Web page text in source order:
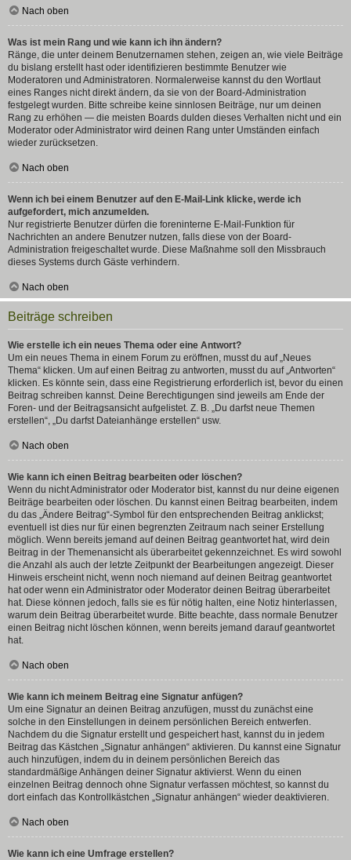
Nach oben
Was ist mein Rang und wie kann ich ihn ändern?
Ränge, die unter deinem Benutzernamen stehen, zeigen an, wie viele Beiträge
du bislang erstellt hast oder identifizieren bestimmte Benutzer wie
Moderatoren und Administratoren. Normalerweise kannst du den Wortlaut
eines Ranges nicht direkt ändern, da sie von der Board-Administration
festgelegt wurden. Bitte schreibe keine sinnlosen Beiträge, nur um deinen
Rang zu erhöhen — die meisten Boards dulden dieses Verhalten nicht und ein
Moderator oder Administrator wird deinen Rang unter Umständen einfach
wieder zurücksetzen.
Nach oben
Wenn ich bei einem Benutzer auf den E-Mail-Link klicke, werde ich
aufgefordert, mich anzumelden.
Nur registrierte Benutzer dürfen die foreninterne E-Mail-Funktion für
Nachrichten an andere Benutzer nutzen, falls diese von der Board-
Administration freigeschaltet wurde. Diese Maßnahme soll den Missbrauch
dieses Systems durch Gäste verhindern.
Nach oben
Beiträge schreiben
Wie erstelle ich ein neues Thema oder eine Antwort?
Um ein neues Thema in einem Forum zu eröffnen, musst du auf „Neues
Thema“ klicken. Um auf einen Beitrag zu antworten, musst du auf „Antworten“
klicken. Es könnte sein, dass eine Registrierung erforderlich ist, bevor du einen
Beitrag schreiben kannst. Deine Berechtigungen sind jeweils am Ende der
Foren- und der Beitragsansicht aufgelistet. Z. B. „Du darfst neue Themen
erstellen“, „Du darfst Dateianhänge erstellen“ usw.
Nach oben
Wie kann ich einen Beitrag bearbeiten oder löschen?
Wenn du nicht Administrator oder Moderator bist, kannst du nur deine eigenen
Beiträge bearbeiten oder löschen. Du kannst einen Beitrag bearbeiten, indem
du das „Ändere Beitrag“-Symbol für den entsprechenden Beitrag anklickst;
eventuell ist dies nur für einen begrenzten Zeitraum nach seiner Erstellung
möglich. Wenn bereits jemand auf deinen Beitrag geantwortet hat, wird dein
Beitrag in der Themenansicht als überarbeitet gekennzeichnet. Es wird sowohl
die Anzahl als auch der letzte Zeitpunkt der Bearbeitungen angezeigt. Dieser
Hinweis erscheint nicht, wenn noch niemand auf deinen Beitrag geantwortet
hat oder wenn ein Administrator oder Moderator deinen Beitrag überarbeitet
hat. Diese können jedoch, falls sie es für nötig halten, eine Notiz hinterlassen,
warum dein Beitrag überarbeitet wurde. Bitte beachte, dass normale Benutzer
einen Beitrag nicht löschen können, wenn bereits jemand darauf geantwortet
hat.
Nach oben
Wie kann ich meinem Beitrag eine Signatur anfügen?
Um eine Signatur an deinen Beitrag anzufügen, musst du zunächst eine
solche in den Einstellungen in deinem persönlichen Bereich entwerfen.
Nachdem du die Signatur erstellt und gespeichert hast, kannst du in jedem
Beitrag das Kästchen „Signatur anhängen“ aktivieren. Du kannst eine Signatur
auch hinzufügen, indem du in deinem persönlichen Bereich das
standardmäßige Anhängen deiner Signatur aktivierst. Wenn du einen
einzelnen Beitrag dennoch ohne Signatur verfassen möchtest, so kannst du
dort einfach das Kontrollkästchen „Signatur anhängen“ wieder deaktivieren.
Nach oben
Wie kann ich eine Umfrage erstellen?